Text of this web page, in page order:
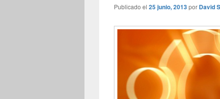
Publicado el 25 junio, 2013por David